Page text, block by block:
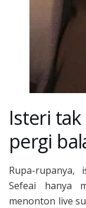
Isteri
pergi
Rupa-
Sefeai hanya
menonton live